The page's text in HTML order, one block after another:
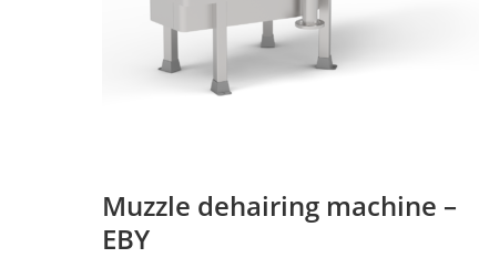
Muzzle dehairing machine –
EBY